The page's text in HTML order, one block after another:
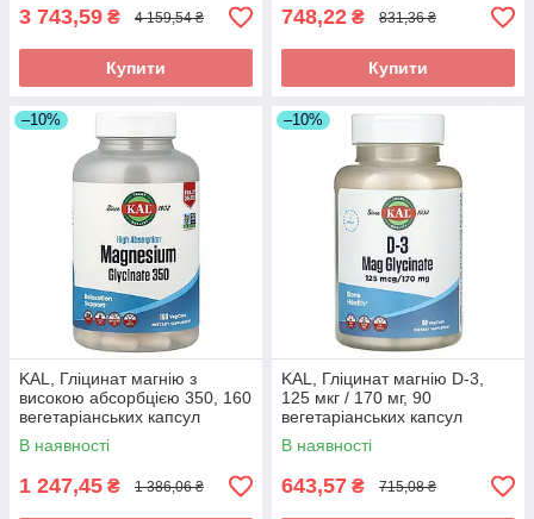
3 743,59 ₴ 4 159,54 ₴
Купити
748,22 ₴ 831,36 ₴
Купити
–10%
KAL, Гліцинат магнію з
високою абсорбцією 350, 160
вегетаріанських капсул
оригінал
В наявності
1 247,45 ₴ 1 386,06 ₴
–10%
KAL, Гліцинат магнію D-3,
125 мкг / 170 мг, 90
вегетаріанських капсул
оригінал
В наявності
643,57 ₴ 715,08 ₴